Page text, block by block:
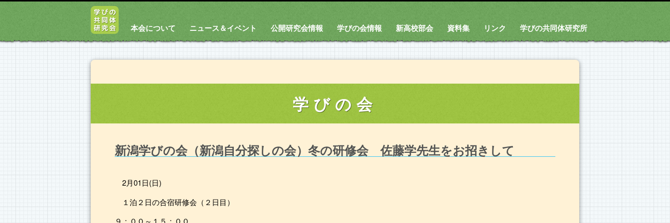
本会について ニュース＆イベント 公開研究会情報 学びの会情報 新高校部会 資料集 リンク 学びの共同体研究所
学びの会
新潟学びの会（新潟自分探しの会）冬の研修会 佐藤学先生をお招きして
2月01日(日)
１泊２日の合宿研修会（２日目）
９：００～１５：００